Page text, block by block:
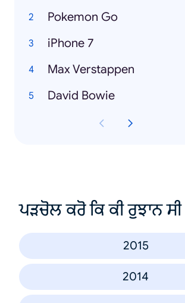
Pokemon Go
iPhone 7
Max Verstappen
David Bowie
ਪੜਚੋਲ ਕਰੋ ਕਿ ਕੀ ਰੁਝਾਨ ਸੀ
2015
2014